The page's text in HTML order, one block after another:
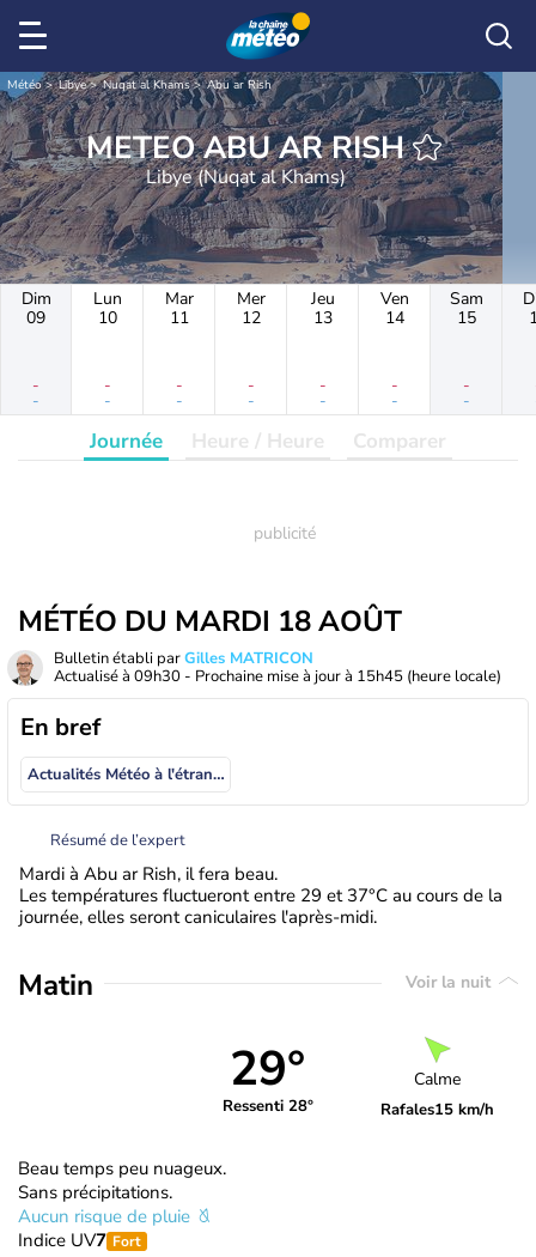
Météo Libye Nuqat al Khams Abu ar Rish
METEO ABU AR RISH
Libye (Nuqat al Khams)
Dim
09
-
-
Lun
10
-
-
Mar
11
-
-
Mer
12
-
-
Jeu
13
-
-
Ven
14
-
-
Sam
15
-
-
Journée Heure / Heure Comparer
MÉTÉO DU MARDI 18 AOÛT
Bulletin établi parGilles MATRICON
Actualisé à 09h30 - Prochaine mise à jour à 15h45 (heure locale)
En bref
Actualités Météo à l'étranger
Résumé de l’expert
Mardi à Abu ar Rish, il fera beau.
Les températures fluctueront entre 29 et 37°C au cours de la
journée, elles seront caniculaires l'après-midi.
Matin Voir la nuit
29°
Ressenti 28°
Calme
Rafales15 km/h
Beau temps peu nuageux.
Sans précipitations.
Aucun risque de pluie
Indice UV7 Fort